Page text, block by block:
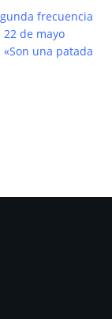
frecuencia
22 de mayo
una patada